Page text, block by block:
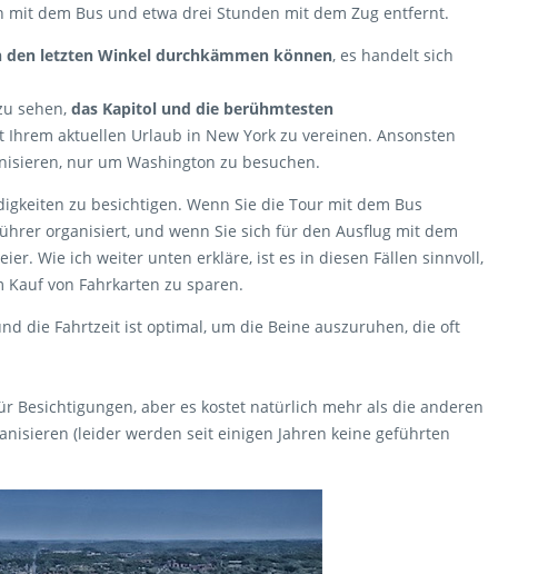
dem Bus und etwa drei Stunden mit dem Zug entfernt.
den letzten Winkel durchkämmen können, es handelt sich
sehen, das Kapitol und die berühmtesten
aktuellen Urlaub in New York zu vereinen. Ansonsten
nur um Washington zu besuchen.
zu besichtigen. Wenn Sie die Tour mit dem Bus
organisiert, und wenn Sie sich für den Ausflug mit dem
Wie ich weiter unten erkläre, ist es in diesen Fällen sinnvoll,
von Fahrkarten zu sparen.
die Fahrtzeit ist optimal, um die Beine auszuruhen, die oft
Besichtigungen, aber es kostet natürlich mehr als die anderen
(leider werden seit einigen Jahren keine geführten